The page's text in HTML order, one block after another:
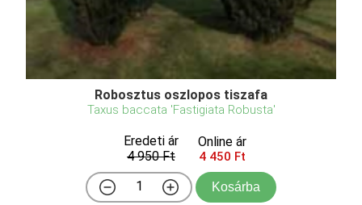
Robosztus oszlopos tiszafa
Taxus baccata 'Fastigiata Robusta'
Eredeti ár
4 950 Ft
Online ár
4 450 Ft
Kosárba